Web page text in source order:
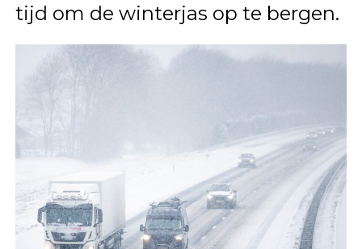
tijd om de winterjas op te bergen.